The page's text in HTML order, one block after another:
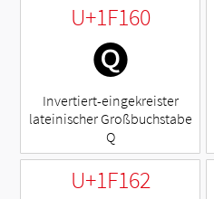
U+1F160
🅠
Invertiert-eingekreister
lateinischer Großbuchstabe
Q
U+1F162